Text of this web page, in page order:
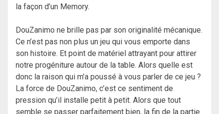
la façon d’un Memory.
DouZanimo ne brille pas par son originalité mécanique.
Ce n’est pas non plus un jeu qui vous emporte dans
son histoire. Et point de matériel attrayant pour attirer
notre progéniture autour de la table. Alors quelle est
donc la raison qui m’a poussé à vous parler de ce jeu ?
La force de DouZanimo, c’est ce sentiment de
pression qu’il installe petit à petit. Alors que tout
semble se passer parfaitement bien, la fin de la partie